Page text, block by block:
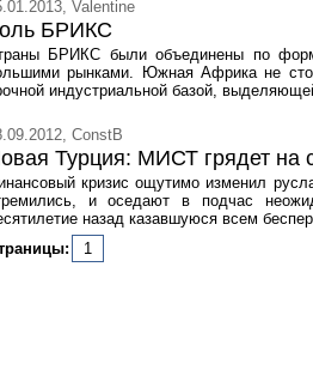
Valentine
БРИКС
БРИКС были объединены по
рынками. Южная Африка не
индустриальной базой,
ConstB
Турция: МИСТ грядет на
кризис ощутимо изменил
и оседают в подчас
назад казавшуюся всем
1